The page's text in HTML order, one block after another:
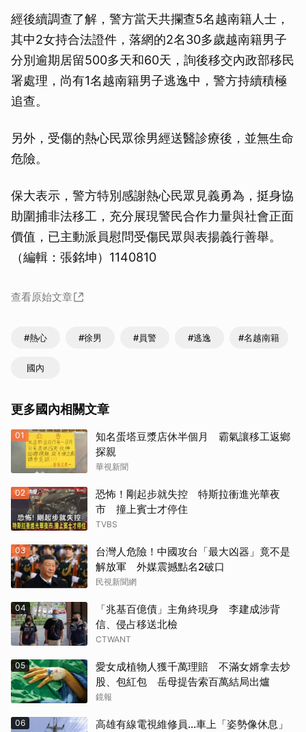
經後續調查了解，警方當天共攔查5名越南籍人士，
其中2女持合法證件，落網的2名30多歲越南籍男子
分別逾期居留500多天和60天，詢後移交內政部移民
署處理，尚有1名越南籍男子逃逸中，警方持續積極
追查。
另外，受傷的熱心民眾徐男經送醫診療後，並無生命
危險。
保大表示，警方特別感謝熱心民眾見義勇為，挺身協
助圍捕非法移工，充分展現警民合作力量與社會正面
價值，已主動派員慰問受傷民眾與表揚義行善舉。
（編輯：張銘坤）1140810
查看原始文章
#熱心 #徐男 #員警 #逃逸 #名越南籍
國內
更多國內相關文章
01
知名蛋塔豆漿店休半個月 霸氣讓移工返鄉
探親
華視新聞
02
恐怖！剛起步就失控 特斯拉衝進光華夜
市 撞上賓士才停住
TVBS
03
台灣人危險！中國攻台「最大凶器」竟不是
解放軍 外媒震撼點名2破口
民視新聞網
04
「兆基百億債」主角終現身 李建成涉背
信、侵占移送北檢
CTWANT
05
愛女成植物人獲千萬理賠 不滿女婿拿去炒
股、包紅包 岳母提告索百萬結局出爐
鏡報
06
高雄有線電視維修員…車上「姿勢像休息」